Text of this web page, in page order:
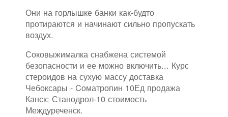
Они на горлышке банки как-будто
протираются и начинают сильно пропускать
воздух.
Соковыжималка снабжена системой
безопасности и ее можно включить... Курс
стероидов на сухую массу доставка
Чебоксары - Cоматропин 10Ед продажа
Канск: Станодрол-10 стоимость
Междуреченск.